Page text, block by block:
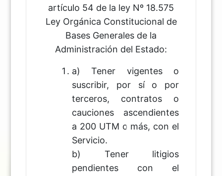
artículo 54 de la ley Nº 18.575
Ley Orgánica Constitucional de
Bases Generales de la
Administración del Estado:
a) Tener vigentes o
suscribir, por sí o por
terceros, contratos o
cauciones ascendientes
a 200 UTM o más, con el
Servicio.
b) Tener litigios
pendientes con el